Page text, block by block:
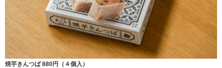
焼芋きんつば 880円（４個入）